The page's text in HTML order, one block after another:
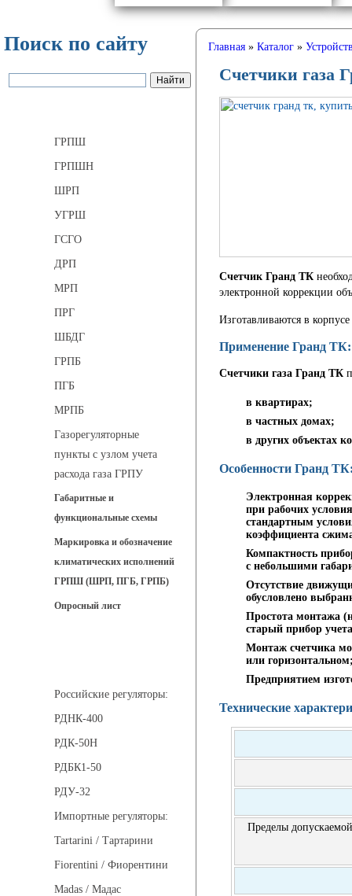
Поиск по сайту
ГРПШ
ГРПШН
ШРП
УГРШ
ГСГО
ДРП
МРП
ПРГ
ШБДГ
ГРПБ
ПГБ
МРПБ
Газорегуляторные
пункты с узлом учета
расхода газа ГРПУ
Габаритные и
функциональные схемы
Маркировка и обозначение
климатических исполнений
ГРПШ (ШРП, ПГБ, ГРПБ)
Опросный лист
Российские регуляторы:
РДНК-400
РДК-50Н
РДБК1-50
РДУ-32
Импортные регуляторы:
Tartarini / Тартарини
Fiorentini / Фиорентини
Madas / Мадас
Главная» Каталог»
Счетчики газа
Счетчик Гранд ТК
электронной коррекции
Изготавливаются в
Применение Гранд ТК:
Счетчики газа Гранд ТК
в квартирах;
в частных домах;
в других объектах
Особенности Гранд
Электронная
при рабочих
стандартным
коэффициента
Компактность
с небольшими
Отсутствие
обусловлено
Простота монтажа
старый прибор
Монтаж счетчика
или
Предприятием
Технические
Пределы